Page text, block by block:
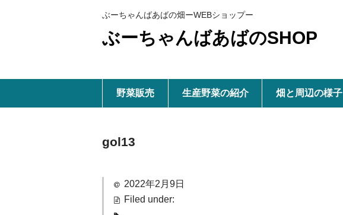
ぶーちゃんばあばの畑ーWEBショップー
ぶーちゃんばあばのSHOP
野菜販売 生産野菜の紹介 畑と周辺の様子
gol13
2022年2月9日
Filed under: